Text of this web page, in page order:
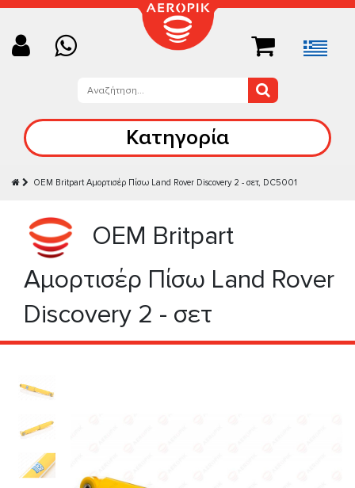
Κατηγορία
OEM Britpart Αμορτισέρ Πίσω Land Rover Discovery 2 - σετ, DC5001
OEM Britpart
Αμορτισέρ Πίσω Land Rover
Discovery 2 - σετ